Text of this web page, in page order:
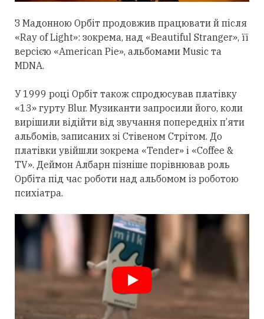
З Мадонною Орбіт продовжив працювати й після
«Ray of Light»: зокрема, над «Beautiful Stranger», її
версією «American Pie», альбомами Music та
MDNA.
У 1999 році Орбіт також спродюсував платівку
«13» гурту Blur. Музиканти запросили його, коли
вирішили відійти від звучання попередніх п’яти
альбомів, записаних зі Стівеном Стрітом. До
платівки увійшли зокрема «Tender» і «Coffee &
TV». Деймон Албарн пізніше порівнював роль
Орбіта під час роботи над альбомом із роботою
психіатра.